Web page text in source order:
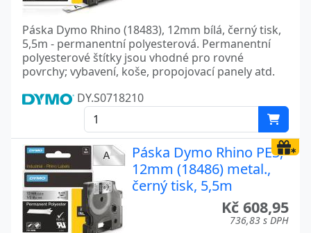
Páska Dymo Rhino (18483), 12mm bílá, černý tisk,
5,5m - permanentní polyesterová. Permanentní
polyesterové štítky jsou vhodné pro rovné
povrchy; vybavení, koše, propojovací panely atd.
DY.S0718210
Páska Dymo Rhino PES,
12mm (18486) metal.,
černý tisk, 5,5m
Kč 608,95
736,83 s DPH